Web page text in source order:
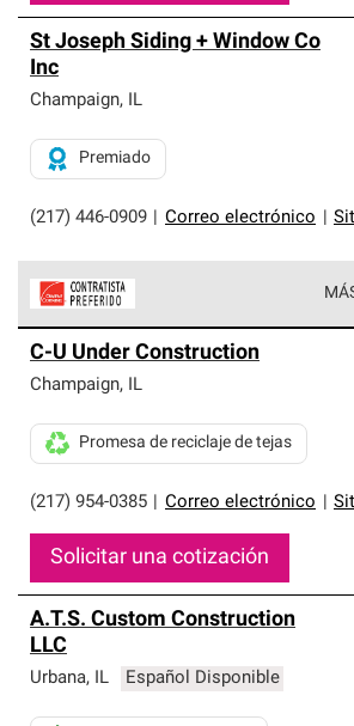
St Joseph Siding + Window Co
Inc
Champaign, IL
(217) 446-0909 Correo electrónico
Premiado
parte de una red exclusiva de
que cumplen con altos estándares y
C-U Under Construction
Champaign, IL
(217) 954-0385 Correo electrónico
Promesa de reciclaje de tejas
Solicitar una cotización
A.T.S. Custom Construction
LLC
Urbana, IL Español Disponible